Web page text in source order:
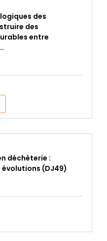
des
des
entre
déchèterie :
(DJ49)